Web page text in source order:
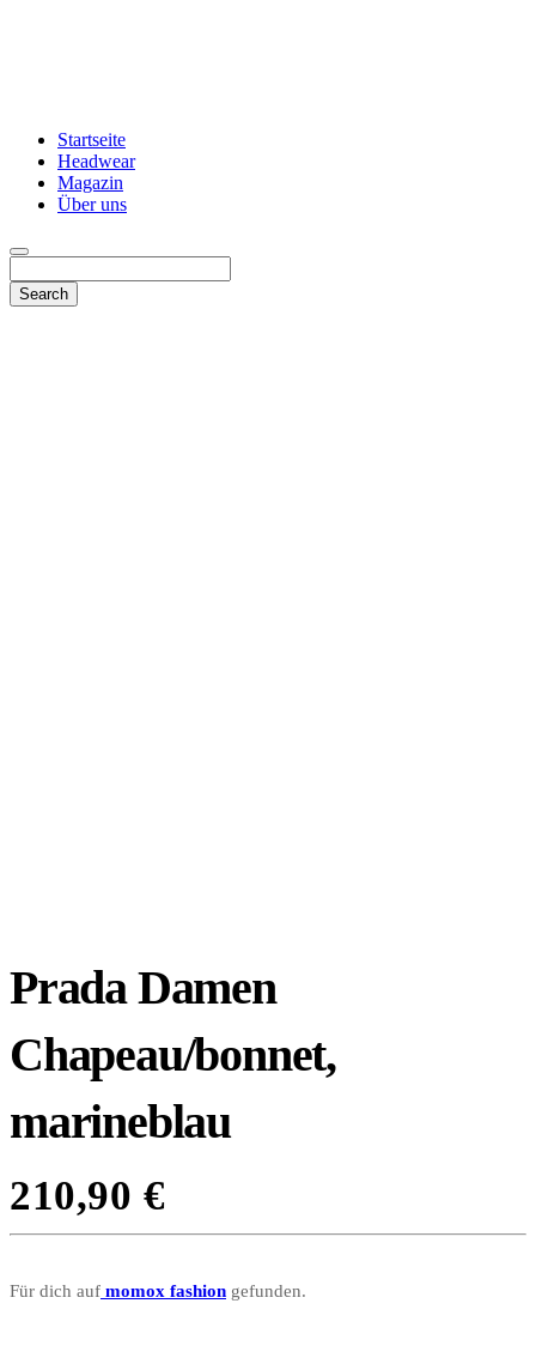
Startseite
Headwear
Magazin
Über uns
Prada Damen
Chapeau/bonnet,
marineblau
210,90€
Für dich auf momox fashion gefunden.